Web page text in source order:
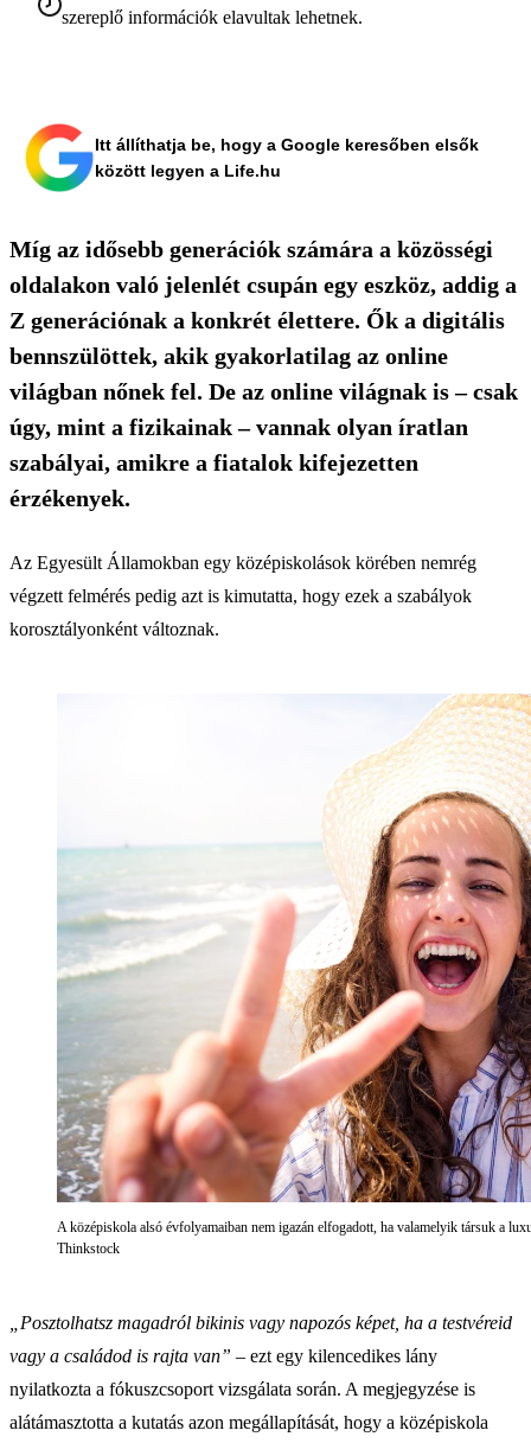
szereplő információk elavultak lehetnek.
Itt állíthatja be, hogy a Google keresőben elsők
között legyen a Life.hu
Míg az idősebb generációk számára a közösségi
oldalakon való jelenlét csupán egy eszköz, addig a
Z generációnak a konkrét élettere. Ők a digitális
bennszülöttek, akik gyakorlatilag az online
világban nőnek fel. De az online világnak is – csak
úgy, mint a fizikainak – vannak olyan íratlan
szabályai, amikre a fiatalok kifejezetten
érzékenyek.
Az Egyesült Államokban egy középiskolások körében nemrég
végzett felmérés pedig azt is kimutatta, hogy ezek a szabályok
korosztályonként változnak.
A középiskola alsó évfolyamaiban nem igazán elfogadott, ha valamelyik társuk a
Thinkstock
„Posztolhatsz magadról bikinis vagy napozós képet, ha a testvéreid
vagy a családod is rajta van” – ezt egy kilencedikes lány
nyilatkozta a fókuszcsoport vizsgálata során. A megjegyzése is
alátámasztotta a kutatás azon megállapítását, hogy a középiskola